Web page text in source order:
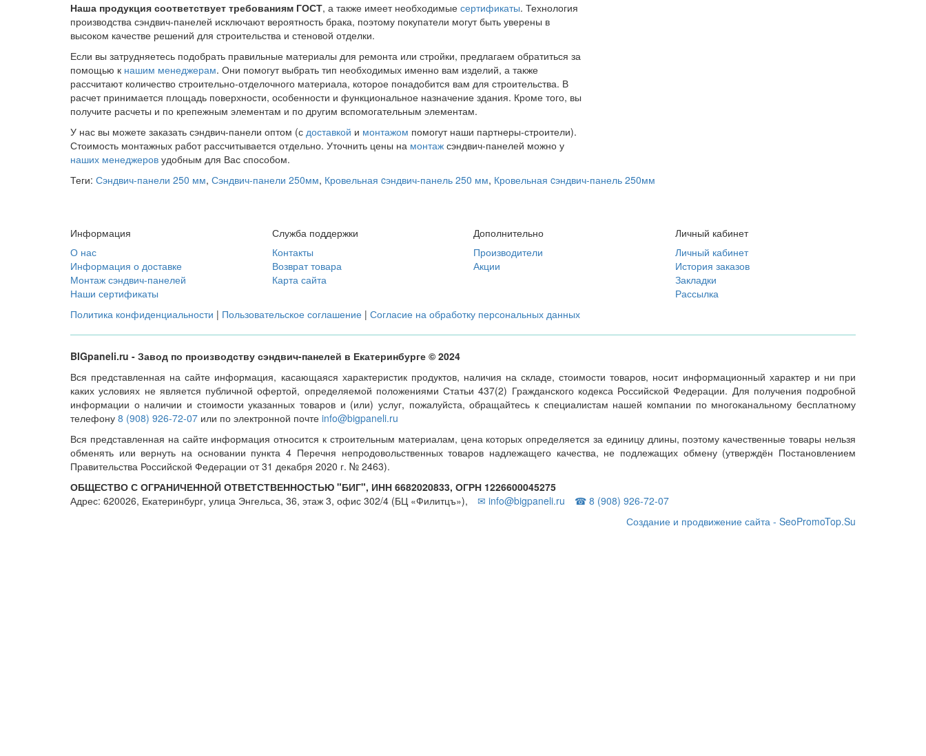
Наша продукция соответствует требованиям ГОСТ, а также имеет необходимые сертификаты. Технология
производства сэндвич-панелей исключают вероятность брака, поэтому покупатели могут быть уверены в
высоком качестве решений для строительства и стеновой отделки.
Если вы затрудняетесь подобрать правильные материалы для ремонта или стройки, предлагаем обратиться за
помощью к нашим менеджерам. Они помогут выбрать тип необходимых именно вам изделий, а также
рассчитают количество строительно-отделочного материала, которое понадобится вам для строительства. В
расчет принимается площадь поверхности, особенности и функциональное назначение здания. Кроме того, вы
получите расчеты и по крепежным элементам и по другим вспомогательным элементам.
У нас вы можете заказать сэндвич-панели оптом (с доставкой и монтажом помогут наши партнеры-строители).
Стоимость монтажных работ рассчитывается отдельно. Уточнить цены на монтаж сэндвич-панелей можно у
наших менеджеров удобным для Вас способом.
Теги: Сэндвич-панели 250 мм, Сэндвич-панели 250мм, Кровельная cэндвич-панель 250 мм, Кровельная cэндвич-панель 250мм
Информация
О нас
Информация о доставке
Монтаж сэндвич-панелей
Наши сертификаты
Служба поддержки
Контакты
Возврат товара
Карта сайта
Дополнительно
Производители
Акции
Личный кабинет
Личный кабинет
История заказов
Закладки
Рассылка
Политика конфиденциальности | Пользовательское соглашение | Согласие на обработку персональных данных
BIGpaneli.ru - Завод по производству сэндвич-панелей в Екатеринбурге © 2024
Вся представленная на сайте информация, касающаяся характеристик продуктов, наличия на складе, стоимости товаров, носит информационный характер и ни при
каких условиях не является публичной офертой, определяемой положениями Статьи 437(2) Гражданского кодекса Российской Федерации. Для получения подробной
информации о наличии и стоимости указанных товаров и (или) услуг, пожалуйста, обращайтесь к специалистам нашей компании по многоканальному бесплатному
телефону 8 (908) 926-72-07 или по электронной почте info@bigpaneli.ru
Вся представленная на сайте информация относится к строительным материалам, цена которых определяется за единицу длины, поэтому качественные товары нельзя
обменять или вернуть на основании пункта 4 Перечня непродовольственных товаров надлежащего качества, не подлежащих обмену (утверждён Постановлением
Правительства Российской Федерации от 31 декабря 2020 г. № 2463).
ОБЩЕСТВО С ОГРАНИЧЕННОЙ ОТВЕТСТВЕННОСТЬЮ "БИГ", ИНН 6682020833, ОГРН 1226600045275
Адрес: 620026, Екатеринбург, улица Энгельса, 36, этаж 3, офис 302/4 (БЦ «Филитцъ»),
✉ info@bigpaneli.ru
☎ 8 (908) 926-72-07
Создание и продвижение сайта - SeoPromoTop.Su